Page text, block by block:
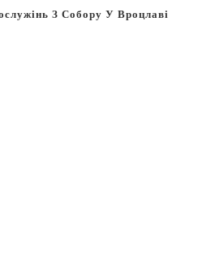
З Собору У Вроцлаві